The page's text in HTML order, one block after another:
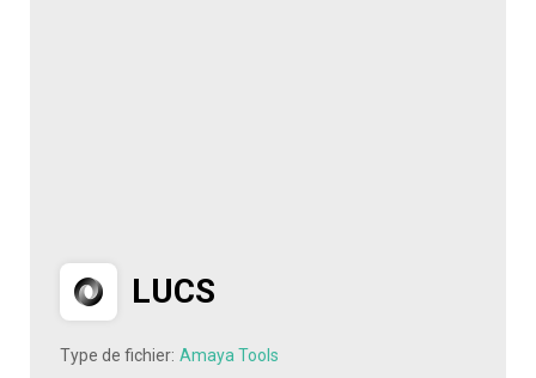
LUCS
Type de fichier: Amaya Tools